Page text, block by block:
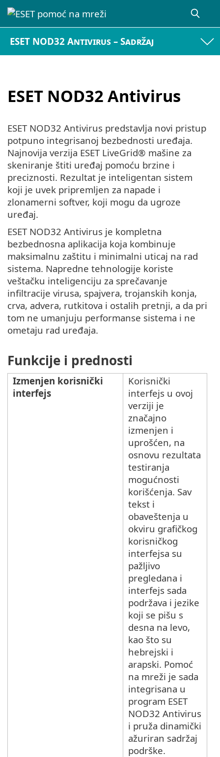
ESET NOD32 Antivirus – Sadržaj
ESET NOD32 Antivirus
ESET NOD32 Antivirus predstavlja novi pristup
potpuno integrisanoj bezbednosti uređaja.
Najnovija verzija ESET LiveGrid® mašine za
skeniranje štiti uređaj pomoću brzine i
preciznosti. Rezultat je inteligentan sistem
koji je uvek pripremljen za napade i
zlonamerni softver, koji mogu da ugroze
uređaj.
ESET NOD32 Antivirus je kompletna
bezbednosna aplikacija koja kombinuje
maksimalnu zaštitu i minimalni uticaj na rad
sistema. Napredne tehnologije koriste
veštačku inteligenciju za sprečavanje
infiltracije virusa, spajvera, trojanskih konja,
crva, advera, rutkitova i ostalih pretnji, a da pri
tom ne umanjuju performanse sistema i ne
ometaju rad uređaja.
Funkcije i prednosti
Izmenjen korisnički
interfejs
Korisnički
interfejs u ovoj
verziji je
značajno
izmenjen i
uprošćen, na
osnovu rezultata
testiranja
mogućnosti
korišćenja. Sav
tekst i
obaveštenja u
okviru grafičkog
korisničkog
interfejsa su
pažljivo
pregledana i
interfejs sada
podržava i jezike
koji se pišu s
desna na levo,
kao što su
hebrejski i
arapski. Pomoć
na mreži je sada
integrisana u
program ESET
NOD32 Antivirus
i pruža dinamički
ažuriran sadržaj
podrške.